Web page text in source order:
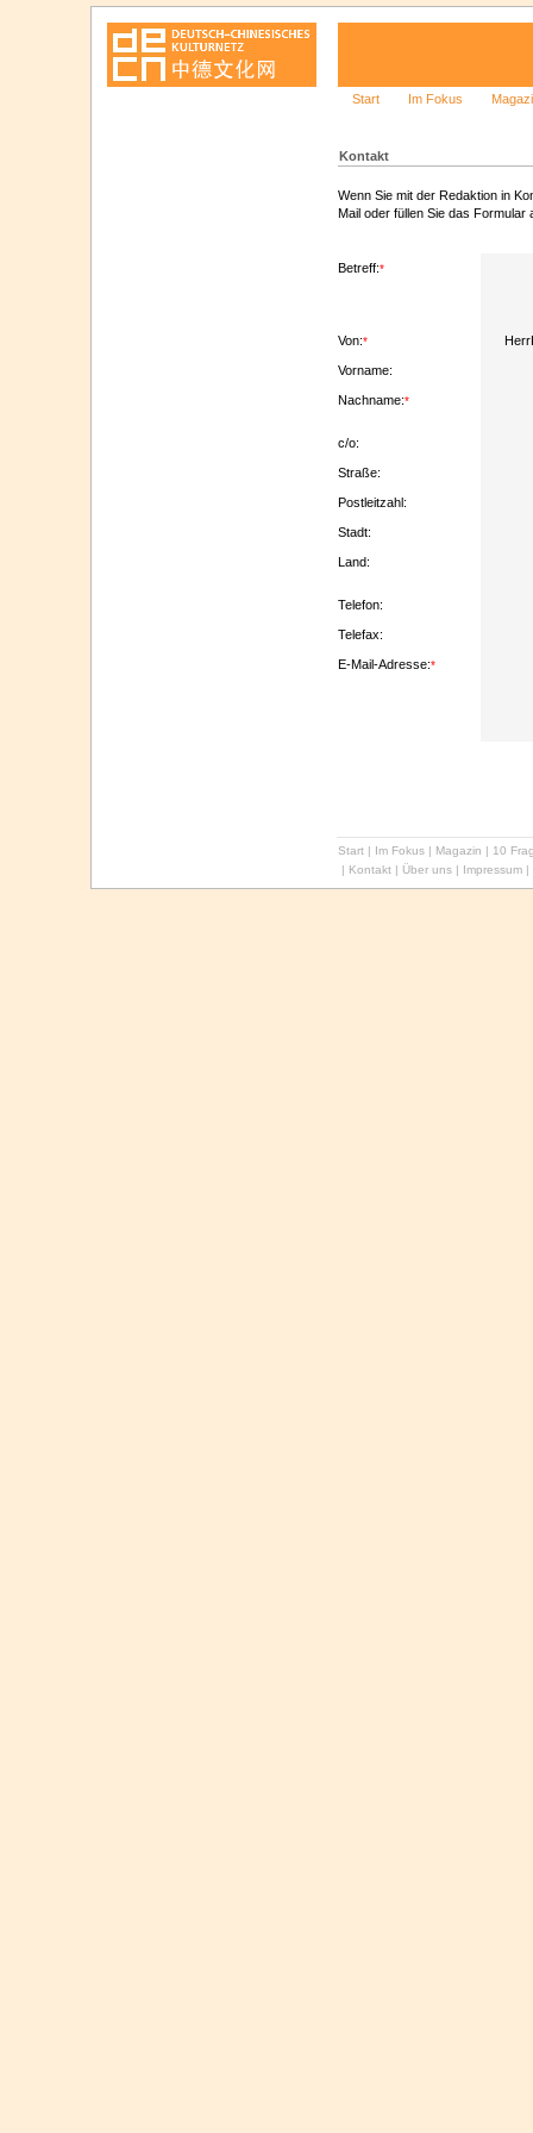
Start Im Fokus
Kontakt
Wenn Sie mit der Redaktion in
Mail oder füllen Sie das Formular
Betreff:*
Von:*
Vorname:
Nachname:*
c/o:
Straße:
Postleitzahl:
Stadt:
Land:
Telefon:
Telefax:
E-Mail-Adresse:*
Start | Im Fokus | Magazin | 10
| Kontakt | Über uns | Impressum |